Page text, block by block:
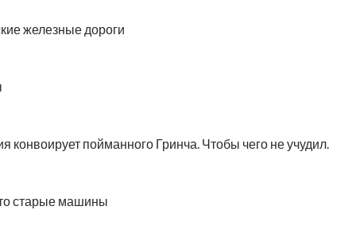
железные дороги
конвоирует пойманного Гринча. Чтобы чего не учудил.
старые машины